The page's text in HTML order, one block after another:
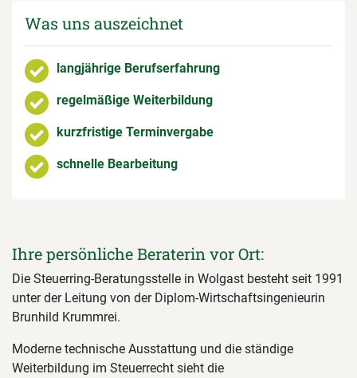
Was uns auszeichnet
langjährige Berufserfahrung
regelmäßige Weiterbildung
kurzfristige Terminvergabe
schnelle Bearbeitung
Ihre persönliche Beraterin vor Ort:
Die Steuerring-Beratungsstelle in Wolgast besteht seit 1991
unter der Leitung von der Diplom-Wirtschaftsingenieurin
Brunhild Krummrei.
Moderne technische Ausstattung und die ständige
Weiterbildung im Steuerrecht sieht die